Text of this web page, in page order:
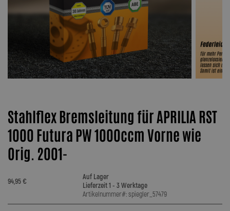
Stahlflex Bremsleitung für APRILIA RST
1000 Futura PW 1000ccm Vorne wie
Orig. 2001-
94,95 €
Auf Lager
Lieferzeit 1 - 3 Werktage
Artikelnummer#: spiegler_57479